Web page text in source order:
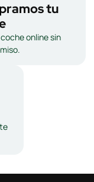
tu
online sin